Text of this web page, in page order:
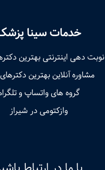
خدمات سینا
نوبت‌ دهی اینترنتی بهترین
مشاوره آنلاین بهترین
گروه های واتساپ و
وازکتومی در شیراز